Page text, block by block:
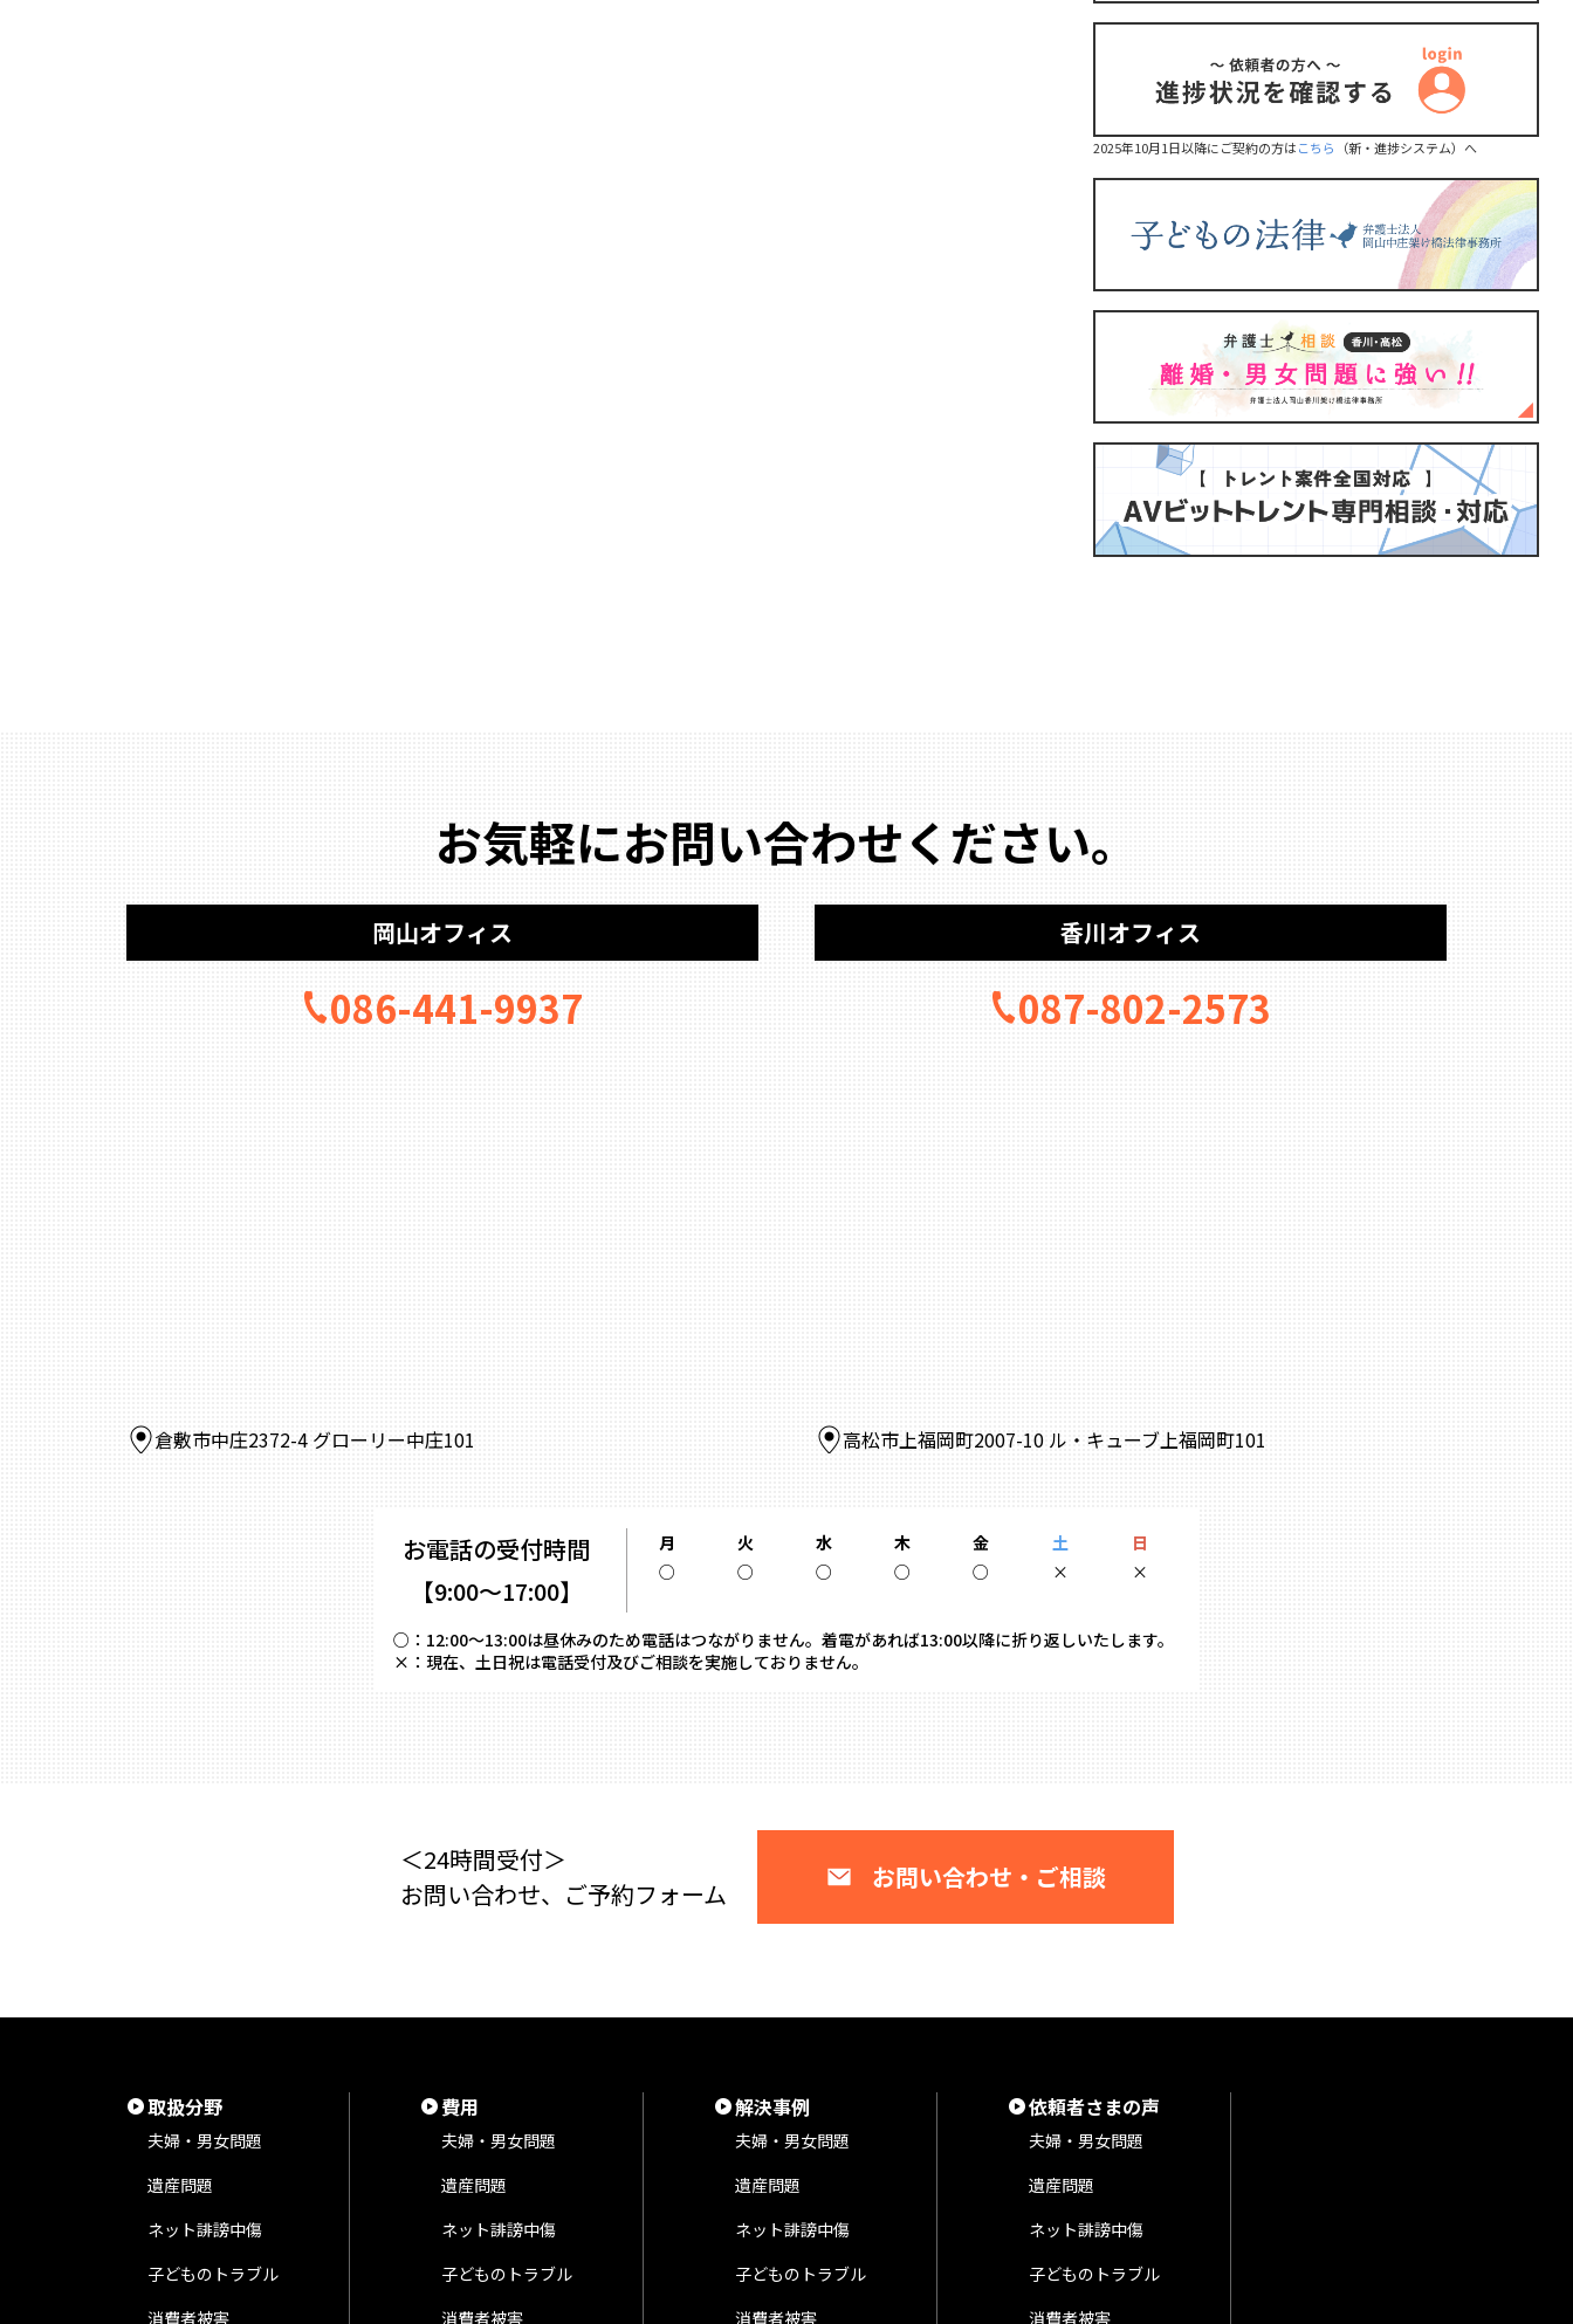
2025年10月1日以降にご契約の方はこちら （新・進捗システム）へ
お気軽にお問い合わせください。
岡山オフィス
086-441-9937
倉敷市中庄2372-4 グローリー中庄101
香川オフィス
087-802-2573
高松市上福岡町2007-10 ル・キューブ上福岡町101
お電話の受付時間
【9:00～17:00】
月 火 水 木 金 土
日
○
○ ○ ○ ○ × ×
○： 12:00～13:00は昼休みのため電話はつながりません。着電があれば13:00以降に折り返しいたします。
×： 現在、土日祝は電話受付及びご相談を実施しておりません。
＜24時間受付＞
お問い合わせ、ご予約フォーム
お問い合わせ・ご相談
取扱分野
夫婦・男女問題
遺産問題
ネット誹謗中傷
子どものトラブル
消費者被害
費用
夫婦・男女問題
遺産問題
ネット誹謗中傷
子どものトラブル
消費者被害
解決事例
夫婦・男女問題
遺産問題
ネット誹謗中傷
子どものトラブル
消費者被害
依頼者さまの声
夫婦・男女問題
遺産問題
ネット誹謗中傷
子どものトラブル
消費者被害